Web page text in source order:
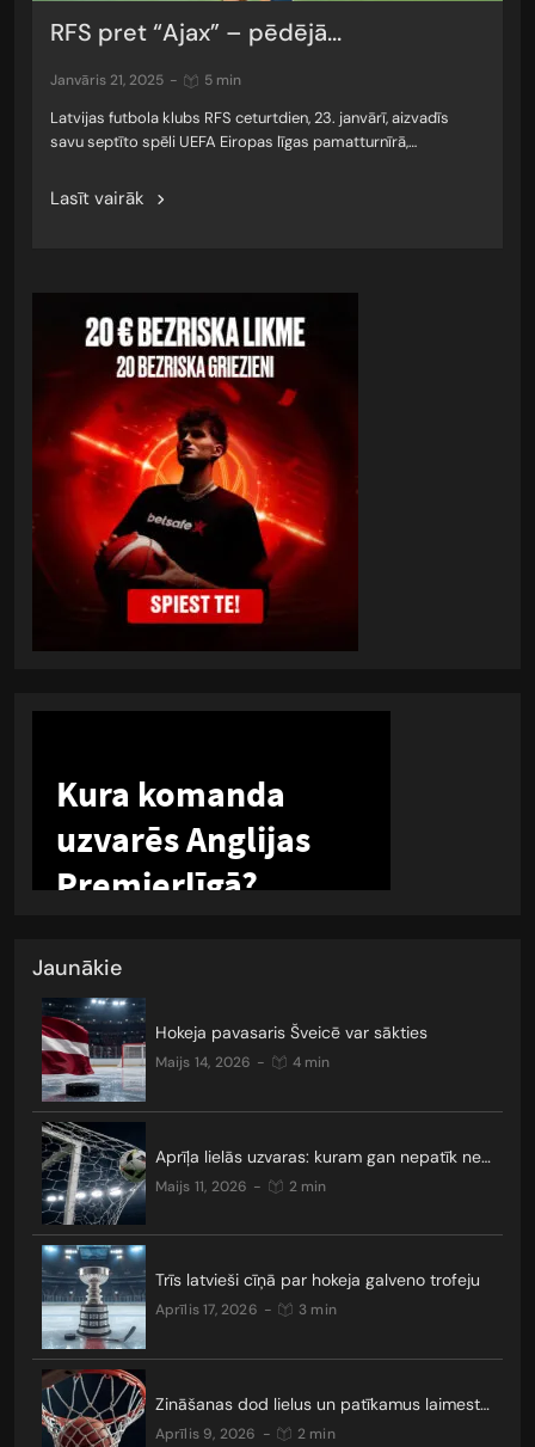
RFS pret “Ajax” – pēdējā...
janvāris 21, 2025 - 5 min
Latvijas futbola klubs RFS ceturtdien, 23. janvārī, aizvadīs
savu septīto spēli UEFA Eiropas līgas pamatturnīrā,…
Lasīt vairāk
Jaunākie
Hokeja pavasaris Šveicē var sākties
maijs 14, 2026 - 4 min
Aprīļa lielās uzvaras: kuram gan nepatīk neizšķirti?
maijs 11, 2026 - 2 min
Trīs latvieši cīņā par hokeja galveno trofeju
aprīlis 17, 2026 - 3 min
Zināšanas dod lielus un patīkamus laimestus
aprīlis 9, 2026 - 2 min